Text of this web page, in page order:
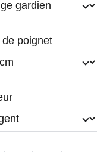
de poignet